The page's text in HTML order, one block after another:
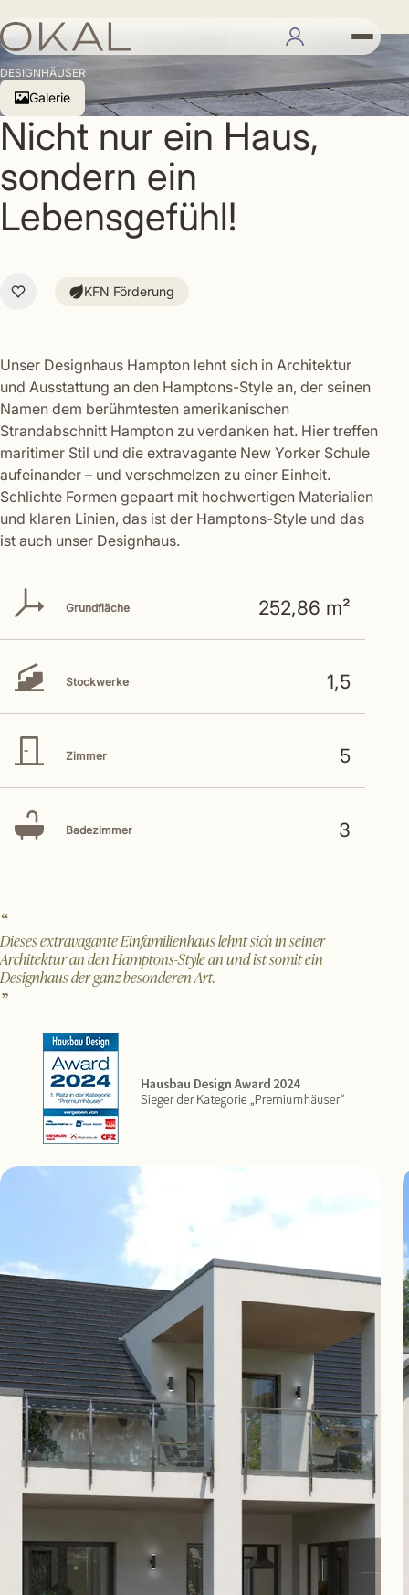
Design Hampton
DESIGNHÄUSER
Galerie
Nicht nur ein Haus,
sondern ein
Lebensgefühl!
KFN Förderung
Unser Designhaus Hampton lehnt sich in Architektur
und Ausstattung an den Hamptons-Style an, der seinen
Namen dem berühmtesten amerikanischen
Strandabschnitt Hampton zu verdanken hat. Hier treffen
maritimer Stil und die extravagante New Yorker Schule
aufeinander – und verschmelzen zu einer Einheit.
Schlichte Formen gepaart mit hochwertigen Materialien
und klaren Linien, das ist der Hamptons-Style und das
ist auch unser Designhaus.
Grundfläche 252,86 m²
Stockwerke 1,5
Zimmer 5
Badezimmer 3
Dieses extravagante Einfamilienhaus lehnt sich in seiner
Architektur an den Hamptons-Style an und ist somit ein
Designhaus der ganz besonderen Art.